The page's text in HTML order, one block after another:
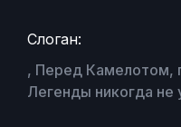
Слоган:
, Перед Камелотом,
Легенды никогда не